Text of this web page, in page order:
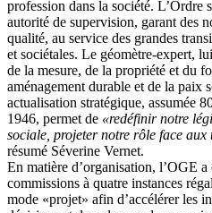
profession dans la société. L’Ordre
autorité de supervision, garant des
qualité, au service des grandes
et sociétales. Le géomètre-expert,
de la mesure, de la propriété et du
aménagement durable et de la paix
actualisation stratégique, assumée
1946, permet de «redéfinir notre
sociale, projeter notre rôle face
résumé Séverine Vernet.
En matière d’organisation, l’OGE a
commissions à quatre instances
mode «projet» afin d’accélérer les